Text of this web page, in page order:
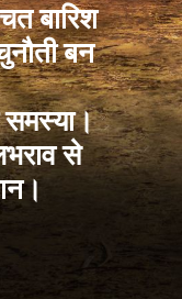
बारिश
बन
से